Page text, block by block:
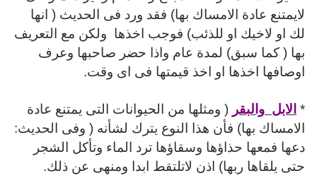
لايمتنع عادة الامساك بها) فقد ورد فى الحديث ( انها
لك او لاخيك او للذئب) فوجب اخذها ولكن مع التعريف
بها ( كما سبق) لمدة عام واذا حضر صاحبها وعرف
اوصافها اخذها او اخذ قيمتها فى اى وقت.
* الابل والبقر ( ومثلها من الحيوانات التى يمتنع عادة
الامساك بها) فأن هذا النوع يترك لشأنه ( وفى الحديث:
دعها فمعها حذاؤها وسقاؤها ترد الماء وتأكل الشجر
حتى يلقاها ربها) اذن لاتلتقط ابدا ومنهى عن ذلك.